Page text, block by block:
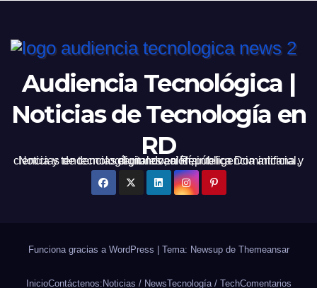
Audiencia Tecnológica |
Noticias de Tecnología en
RD
Noticias de tecnología, innovación, inteligencia artificial, ciencia y tendencias digitales en República Dominicana y el mundo, al día.
Funciona gracias a WordPress Tema: Newsup de Themeansar
InicioContáctenos: Noticias / NewsTecnología / TechComentarios